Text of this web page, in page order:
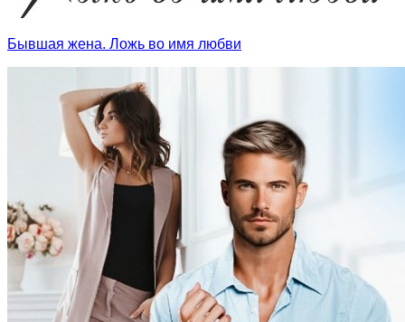
Бывшая жена. Ложь во имя любви